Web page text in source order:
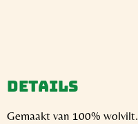
Details
Gemaakt van 100% wolvilt.